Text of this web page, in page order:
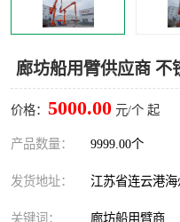
廊坊船用臂供应商 不
价格： 5000.00 元/个 起
产品数量： 9999.00个
发货地址： 江苏省连云港海
关键词： 廊坊船用臂商
浮动出油装置